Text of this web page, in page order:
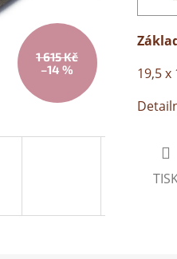
1 615 Kč
–14 %
19,5 x